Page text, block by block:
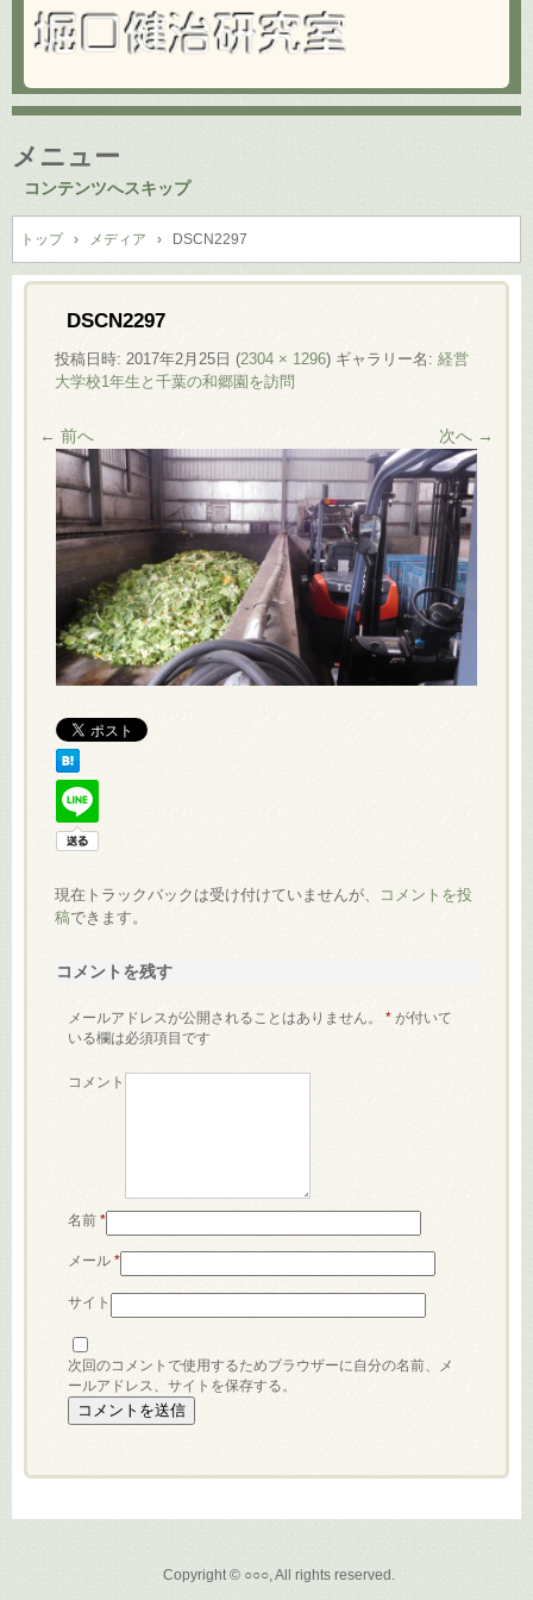
メニュー
コンテンツへスキップ
トップ › メディア › DSCN2297
DSCN2297
投稿日時: 2017年2月25日 (2304 × 1296) ギャラリー名: 経営
大学校1年生と千葉の和郷園を訪問
← 前へ 次へ →
現在トラックバックは受け付けていませんが、
コメントを投
稿できます。
コメントを残す
メールアドレスが公開されることはありません。 * が付いて
いる欄は必須項目です
コメント
名前*
メール*
サイト
次回のコメントで使用するためブラウザーに自分の名前、メ
ールアドレス、サイトを保存する。
Copyright © ○○○, All rights reserved.